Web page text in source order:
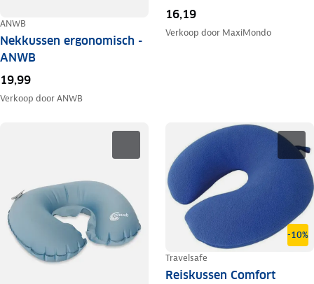
ANWB
Nekkussen ergonomisch -
ANWB
19,99
Verkoop doorANWB
16,19
Verkoop door MaxiMondo
-10%
Travelsafe
Reiskussen Comfort